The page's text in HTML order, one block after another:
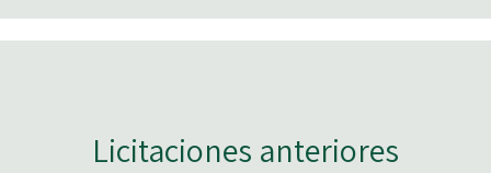
Licitaciones anteriores